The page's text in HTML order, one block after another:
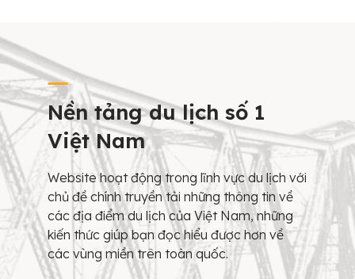
Nền tảng du lịch số 1
Việt Nam
Website hoạt động trong lĩnh vực du lịch với
chủ đề chính truyền tải những thông tin về
các địa điểm du lịch của Việt Nam, những
kiến thức giúp bạn đọc hiểu được hơn về
các vùng miền trên toàn quốc.